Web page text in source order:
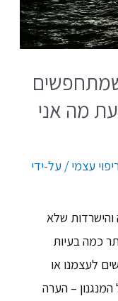
שמתחפשים
לא יודעת מה אני
עצמי / על-ידי
והישרדות שלא
כמה בעיות
לעצמנו או
– הערה